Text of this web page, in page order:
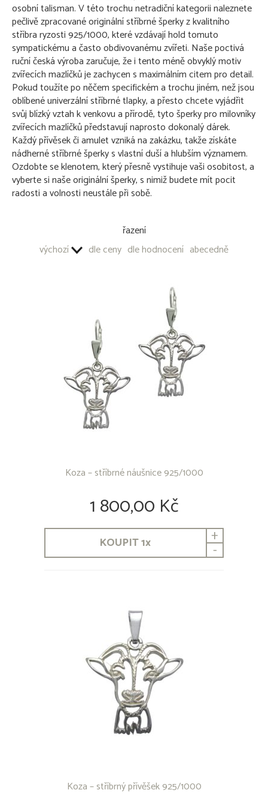
Koza - stříbrný šperk 925/1000
Králík - stříbrný šperk 925/1000
Kočky - stříbrný šperk 925/1000
Kočky - stříbrný šperk 925/1000 - s kameny
Koně - stříbrný šperk 925/1000
Volně žijící zvířata - stříbrný šperk 925/1000
Motýli - stříbrný šperk 925/1000
OSTATNÍ STŘÍBRNÉ ŠPERKY 925/1000
PŘÍVĚŠKY NA KLÍČE - OBECNÝ KOV
OSTATNÍ PRODUKTY
osobní talisman. V této trochu netradiční kategorii naleznete
pečlivě zpracované originální stříbrné šperky z kvalitního
stříbra ryzosti 925/1000, které vzdávají hold tomuto
sympatickému a často obdivovanému zvířeti. Naše poctivá
ruční česká výroba zaručuje, že i tento méně obvyklý motiv
zvířecích mazlíčků je zachycen s maximálním citem pro detail.
Pokud toužíte po něčem specifickém a trochu jiném, než jsou
oblíbené univerzální stříbrné tlapky, a přesto chcete vyjádřit
svůj blízký vztah k venkovu a přírodě, tyto šperky pro milovníky
zvířecích mazlíčků představují naprosto dokonalý dárek.
Každý přívěsek či amulet vzniká na zakázku, takže získáte
nádherné stříbrné šperky s vlastní duší a hlubším významem.
Ozdobte se klenotem, který přesně vystihuje vaši osobitost, a
vyberte si naše originální šperky, s nimiž budete mít pocit
radosti a volnosti neustále při sobě.
řazení
výchozí
dle ceny dle hodnocení abecedně
Koza – stříbrné náušnice 925/1000
1 800,00 Kč
KOUPIT1x +
-
Koza – stříbrný přívěšek 925/1000